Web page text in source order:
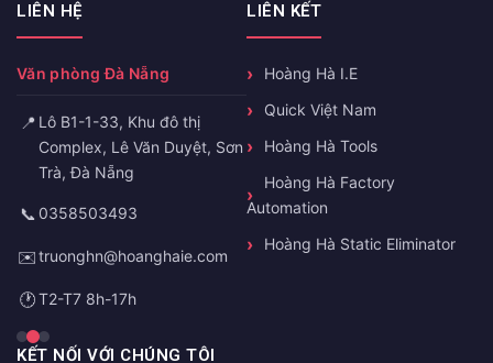
LIÊN HỆ
Văn phòng Đà Nẵng
📍 Lô B1-1-33, Khu đô thị
Complex, Lê Văn Duyệt, Sơn
Trà, Đà Nẵng
📞 0358503493
✉️truonghn@hoanghaie.com
🕐T2-T7 8h-17h
LIÊN KẾT
Hoàng Hà I.E
Quick Việt Nam
Hoàng Hà Tools
Hoàng Hà Factory
Automation
Hoàng Hà Static Eliminator
KẾT NỐI VỚI CHÚNG TÔI